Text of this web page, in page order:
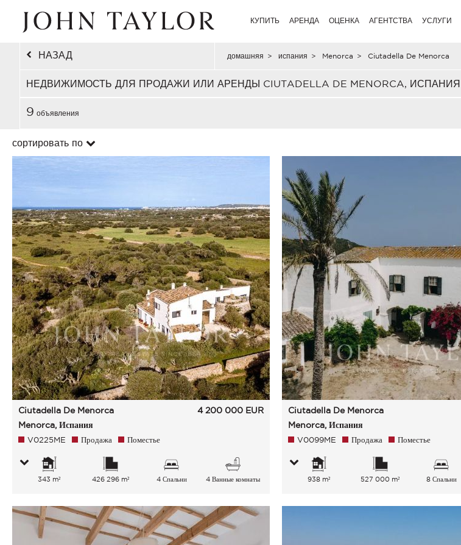
КУПИТЬ АРЕНДА ОЦЕНКА АГЕНТСТВА УСЛУГИ
НАЗАД домашняя > испания > Menorca > Ciutadella De Menorca
НЕДВИЖИМОСТЬ ДЛЯ ПРОДАЖИ ИЛИ АРЕНДЫ CIUTADELLA DE MENORCA, ИСПАНИЯ
9 объявления
сортировать по
Ciutadella De Menorca
Menorca, Испания
4 200 000 EUR
V0225ME Продажа Поместье
343 m² 426 296 m² 4 Спальни 4 Ванные комнаты
Ciutadella De Menorca
Menorca, Испания
V0099ME Продажа Поместье
938 m² 527 000 m² 8 Спальни